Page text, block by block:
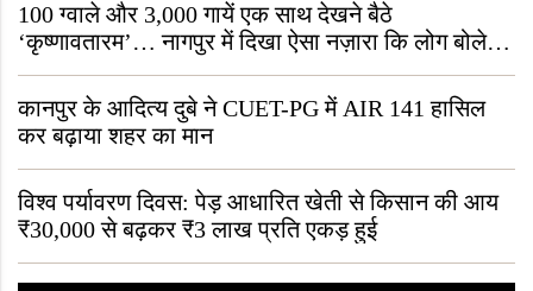
100 ग्वाले और 3,000 गायें एक साथ देखने बैठे
‘कृष्णावतारम’… नागपुर में दिखा ऐसा नज़ारा कि लोग बोले,
“ऐसा तो सिर्फ़ कृष्ण ही कर सकते हैं”
कानपुर के आदित्य दुबे ने CUET-PG में AIR 141 हासिल
कर बढ़ाया शहर का मान
विश्व पर्यावरण दिवस: पेड़ आधारित खेती से किसान की आय
₹30,000 से बढ़कर ₹3 लाख प्रति एकड़ हुई